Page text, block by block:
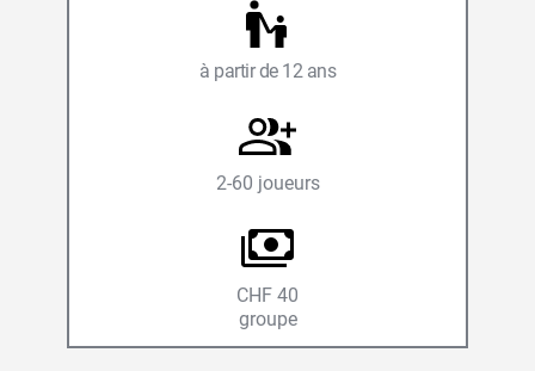
à partir de 12 ans
2-60 joueurs
CHF 40
groupe